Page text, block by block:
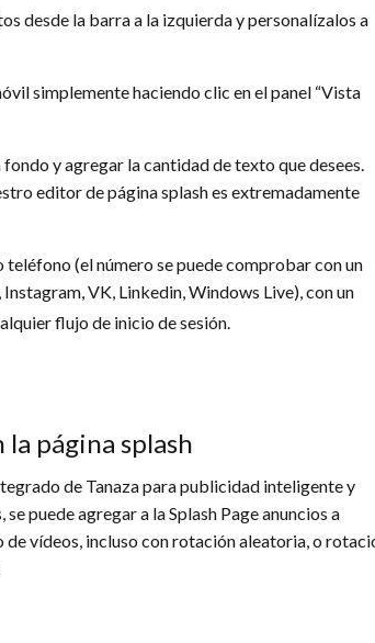
desde la barra a la izquierda y personalízalos a
simplemente haciendo clic en el panel “Vista
y agregar la cantidad de texto que desees.
editor de página splash es extremadamente
(el número se puede comprobar con un
VK, Linkedin, Windows Live), con un
flujo de inicio de sesión.
página splash
de Tanaza para publicidad inteligente y
puede agregar a la Splash Page anuncios a
de vídeos, incluso con rotación aleatoria, o